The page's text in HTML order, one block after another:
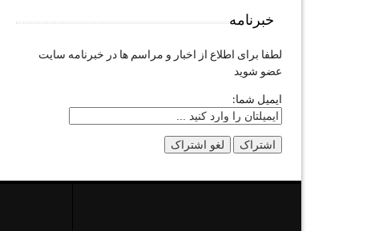
خبرنامه
لطفا برای اطلاع از اخبار و مراسم ها در خبرنامه سایت
عضو شوید
ایمیل شما: